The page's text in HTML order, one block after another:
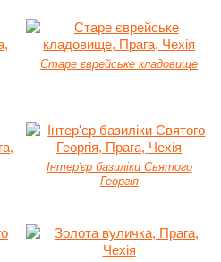
Старе єврейське кладовище
Інтер'єр базиліки Святого
Георгія